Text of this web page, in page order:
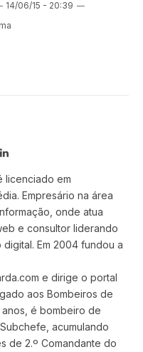
14/06/15 - 20:39
LinkedIn
licenciado em
Empresário na área
onde atua
e consultor liderando
Em 2004 fundou a
e dirige o portal
aos Bombeiros de
é bombeiro de
acumulando
de 2.º Comandante do